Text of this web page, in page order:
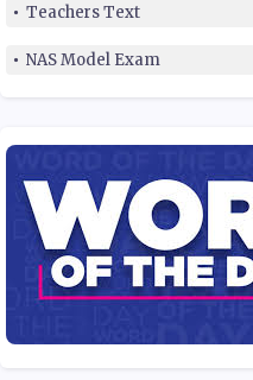
Teachers Text
NAS Model Exam